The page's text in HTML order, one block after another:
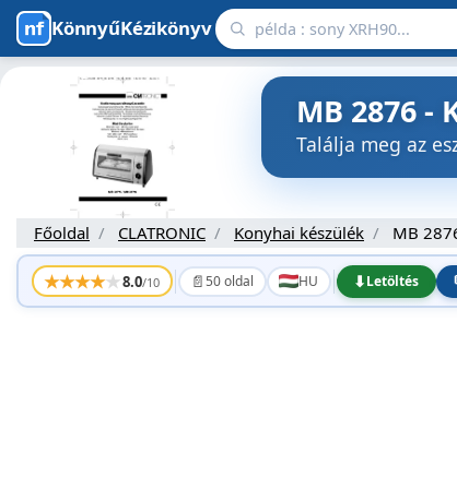
KönnyűKézikönyv
MB 2876
Találja meg az
Főoldal CLATRONIC Konyhai készülék MB
★★★★★8.0/10 📄50 oldal HU ⬇Letöltés